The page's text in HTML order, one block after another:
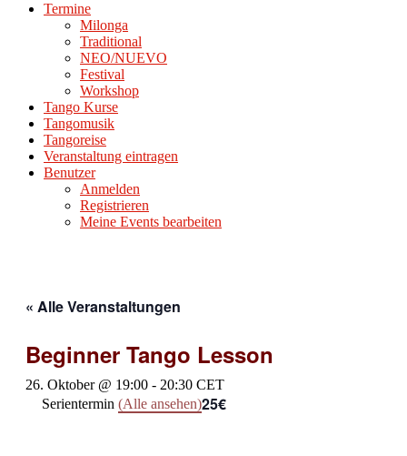
Termine
Milonga
Traditional
NEO/NUEVO
Festival
Workshop
Tango Kurse
Tangomusik
Tangoreise
Veranstaltung eintragen
Benutzer
Anmelden
Registrieren
Meine Events bearbeiten
« Alle Veranstaltungen
Beginner Tango Lesson
26. Oktober @ 19:00 - 20:30 CET
Serientermin (Alle ansehen)25€